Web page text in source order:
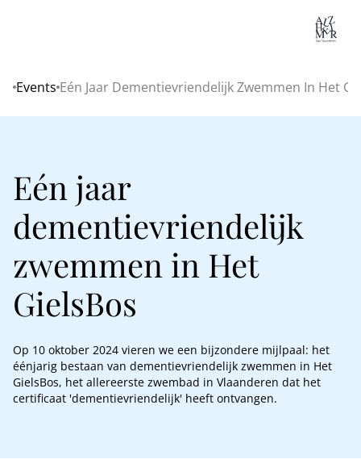
Home
Events Eén Jaar Dementievriendelijk Zwemmen In Het
Eén jaar
dementievriendelijk
zwemmen in Het
GielsBos
Op 10 oktober 2024 vieren we een bijzondere mijlpaal: het
éénjarig bestaan van dementievriendelijk zwemmen in Het
GielsBos, het allereerste zwembad in Vlaanderen dat het
certificaat 'dementievriendelijk' heeft ontvangen.